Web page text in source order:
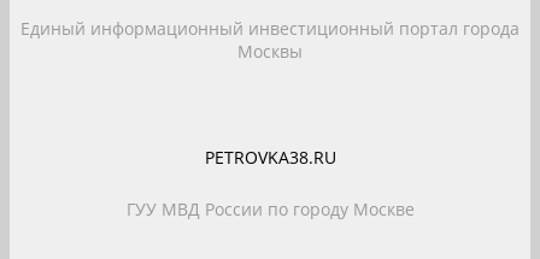
Единый информационный инвестиционный портал города
Москвы
PETROVKA38.RU
ГУУ МВД России по городу Москве